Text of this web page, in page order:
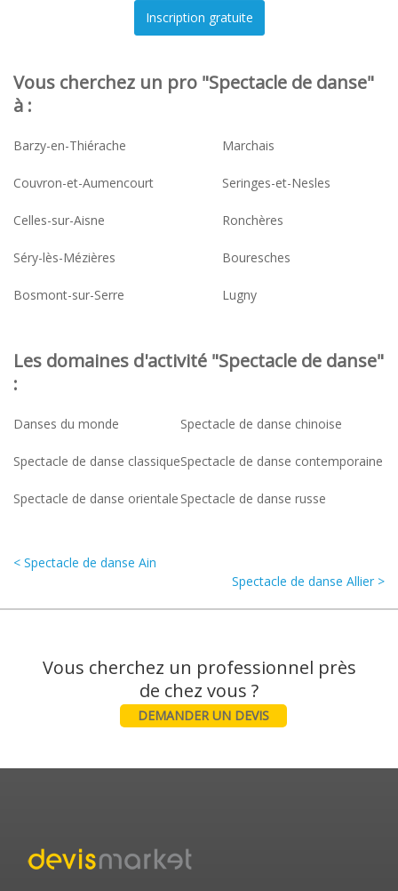
Vous cherchez un pro "Spectacle de danse"
à :
Barzy-en-Thiérache Marchais
Couvron-et-Aumencourt Seringes-et-Nesles
Celles-sur-Aisne Ronchères
Séry-lès-Mézières Bouresches
Bosmont-sur-Serre Lugny
Les domaines d'activité "Spectacle de danse"
:
Danses du monde Spectacle de danse chinoise
Spectacle de danse classiqueSpectacle de danse contemporaine
Spectacle de danse orientale Spectacle de danse russe
< Spectacle de danse Ain
Spectacle de danse Allier >
Vous cherchez un professionnel près
DEMANDER UN DEVIS